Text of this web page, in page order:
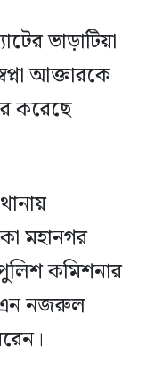
ভাড়াটিয়া
আক্তারকে
করেছে
মহানগর
কমিশনার
এন নজরুল